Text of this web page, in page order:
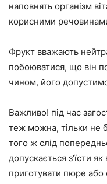
наповнять організм
корисними
Фрукт вважають
побоюватися, що він
чином, його
Важливо! під час
теж можна, тільки не
того ж слід
допускається з’їсти
приготувати пюре або